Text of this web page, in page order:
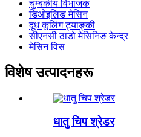
चुम्बकीय विभाजक
डिओइलिङ मेसिन
दूध कूलिंग ट्याङ्की
सीएनसी ठाडो मेसिनिङ केन्द्र
मेसिन विस
विशेष उत्पादनहरू
धातु चिप श्रेडर